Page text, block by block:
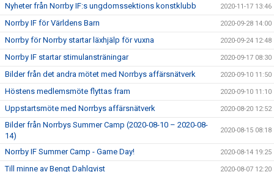
Nyheter från Norrby IF:s ungdomssektions konstklubb 2020-11-17 13:46
Norrby IF för Världens Barn 2020-09-28 14:00
Norrby för Norrby startar läxhjälp för vuxna 2020-09-24 12:48
Norrby IF startar stimulansträningar 2020-09-17 08:30
Bilder från det andra mötet med Norrbys affärsnätverk 2020-09-10 11:50
Höstens medlemsmöte flyttas fram 2020-09-10 11:10
Uppstartsmöte med Norrbys affärsnätverk 2020-08-20 12:52
Bilder från Norrbys Summer Camp (2020-08-10 – 2020-08-
14)
2020-08-15 08:18
Norrby IF Summer Camp - Game Day! 2020-08-14 19:25
Till minne av Bengt Dahlqvist 2020-08-07 12:20